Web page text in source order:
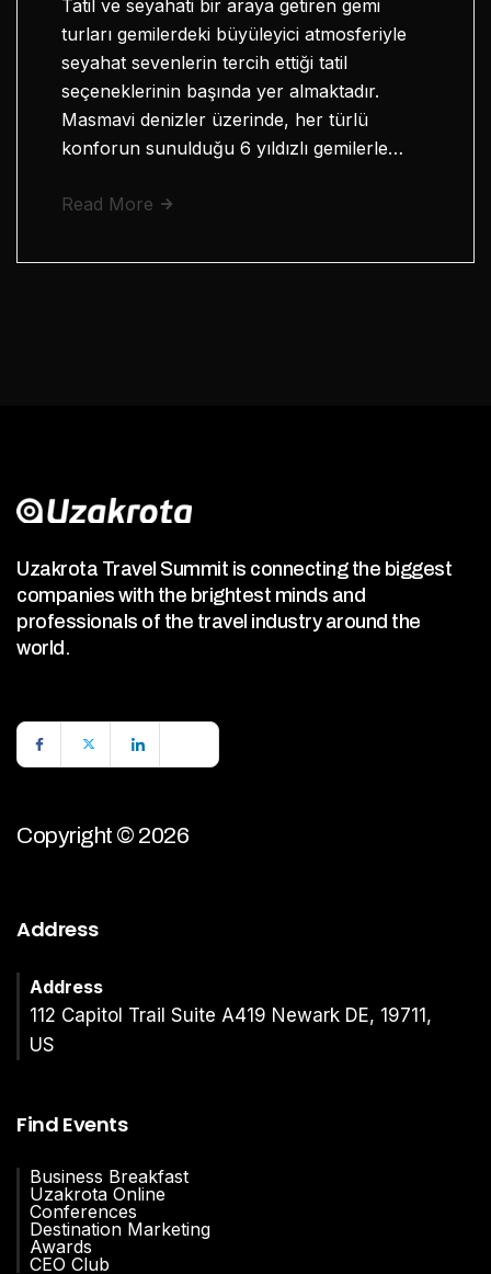
Tatil ve seyahati bir araya getiren gemi
turları gemilerdeki büyüleyici atmosferiyle
seyahat sevenlerin tercih ettiği tatil
seçeneklerinin başında yer almaktadır.
Masmavi denizler üzerinde, her türlü
konforun sunulduğu 6 yıldızlı gemilerle…
Read More
Uzakrota Travel Summit is connecting the biggest
companies with the brightest minds and
professionals of the travel industry around the
world.
Copyright © 2026
Address
Address
112 Capitol Trail Suite A419 Newark DE, 19711,
US
Find Events
Business Breakfast
Uzakrota Online
Conferences
Destination Marketing
Awards
CEO Club